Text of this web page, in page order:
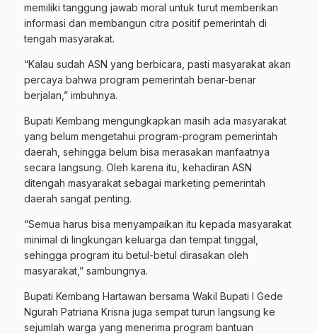
memiliki tanggung jawab moral untuk turut memberikan
informasi dan membangun citra positif pemerintah di
tengah masyarakat.
“Kalau sudah ASN yang berbicara, pasti masyarakat akan
percaya bahwa program pemerintah benar-benar
berjalan,” imbuhnya.
Bupati Kembang mengungkapkan masih ada masyarakat
yang belum mengetahui program-program pemerintah
daerah, sehingga belum bisa merasakan manfaatnya
secara langsung. Oleh karena itu, kehadiran ASN
ditengah masyarakat sebagai marketing pemerintah
daerah sangat penting.
“Semua harus bisa menyampaikan itu kepada masyarakat
minimal di lingkungan keluarga dan tempat tinggal,
sehingga program itu betul-betul dirasakan oleh
masyarakat,” sambungnya.
Bupati Kembang Hartawan bersama Wakil Bupati I Gede
Ngurah Patriana Krisna juga sempat turun langsung ke
sejumlah warga yang menerima program bantuan